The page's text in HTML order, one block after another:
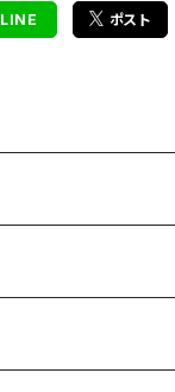
LINE ポスト